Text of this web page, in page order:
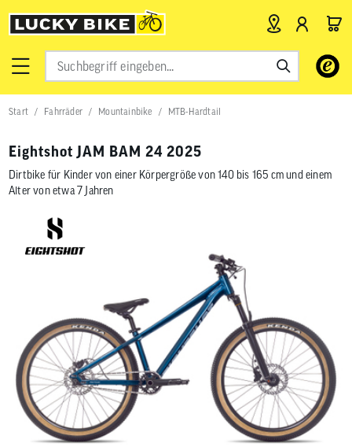
Verwende
Pfeile
nach
das
zu
gelangen.
Benutzer
von
können
Touch-
und
Start Fahrräder Mountainbike MTB-Hardtail
Eightshot JAM BAM 24 2025
Dirtbike für Kinder von einer Körpergröße von 140 bis 165 cm und einem
Alter von etwa 7 Jahren